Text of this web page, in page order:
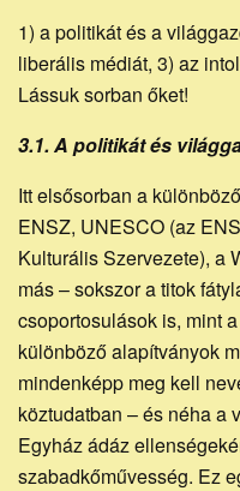
1) a politikát és a
liberális médiát, 3) az
Lássuk sorban őket!
3.1. A politikát és
Itt elsősorban a
ENSZ, UNESCO (az
Kulturális Szervezete), a
más – sokszor a titok
csoportosulások is, mint
különböző alapítványok
mindenképp meg kell
köztudatban – és néha a
Egyház ádáz
szabadkőművesség. Ez